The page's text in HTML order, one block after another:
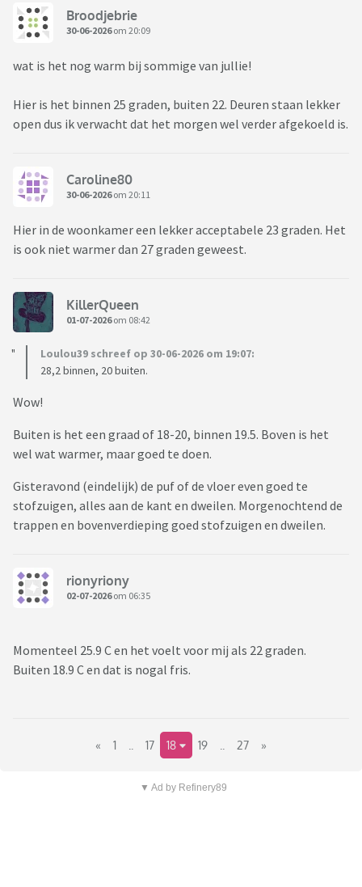
Broodjebrie
30-06-2026om 20:09
wat is het nog warm bij sommige van jullie!
Hier is het binnen 25 graden, buiten 22. Deuren staan lekker
open dus ik verwacht dat het morgen wel verder afgekoeld is.
Caroline80
30-06-2026om 20:11
Hier in de woonkamer een lekker acceptabele 23 graden. Het
is ook niet warmer dan 27 graden geweest.
KillerQueen
01-07-2026om 08:42
Loulou39 schreef op 30-06-2026 om 19:07:
28,2 binnen, 20 buiten.
Wow!
Buiten is het een graad of 18-20, binnen 19.5. Boven is het
wel wat warmer, maar goed te doen.
Gisteravond (eindelijk) de puf of de vloer even goed te
stofzuigen, alles aan de kant en dweilen. Morgenochtend de
trappen en bovenverdieping goed stofzuigen en dweilen.
rionyriony
02-07-2026om 06:35
Momenteel 25.9 C en het voelt voor mij als 22 graden.
Buiten 18.9 C en dat is nogal fris.
« 1 17 18 19 27 »
▼ Ad by Refinery89